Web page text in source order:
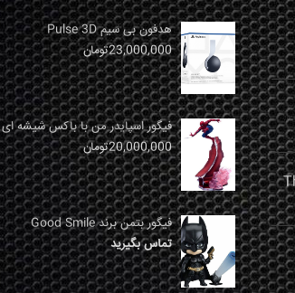
هدفون بی سیم Pulse 3D
23,000,000تومان
فیگور اسپایدر من با باکس شیشه ای
20,000,000تومان
فیگور بتمن برند Good Smile
تماس بگیرید